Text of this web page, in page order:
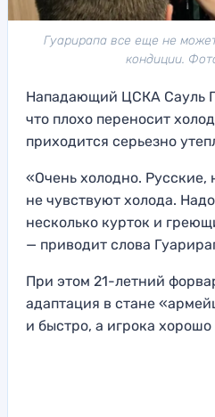
Гуарирапа все еще не
кондиции.
Нападающий ЦСКА Сауль
что плохо переносит
приходится серьезно
«Очень холодно. Русские,
не чувствуют холода.
несколько курток и
— приводит слова
При этом 21-летний
адаптация в стане
и быстро, а игрока